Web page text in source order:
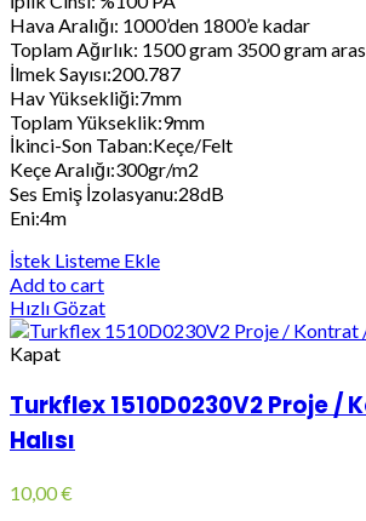
Hava Aralığı: 1000’den 1800’e kadar
Toplam Ağırlık: 1500 gram 3500 gram
İlmek Sayısı:200.787
Hav Yüksekliği:7mm
Toplam Yükseklik:9mm
İkinci-Son Taban:Keçe/Felt
Keçe Aralığı:300gr/m2
Ses Emiş İzolasyanu:28dB
Eni:4m
İstek Listeme Ekle
Add to cart
Hızlı Gözat
Kapat
Turkflex 1510D0230V2 Proje /
Halısı
10,00€